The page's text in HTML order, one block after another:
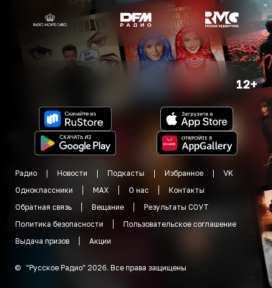
12+
Радио Новости Подкасты Избранное
VK
Одноклассники
MAX О нас
Контакты
Обратная связь
Вещание
Результаты СОУТ
Политика безопасности
Пользовательское соглашение
Выдача призов
Акции
© "Русское Радио" 2026. Все права защищены